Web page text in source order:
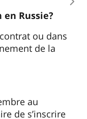
Russie?
ou dans
de la
au
de s’inscrire